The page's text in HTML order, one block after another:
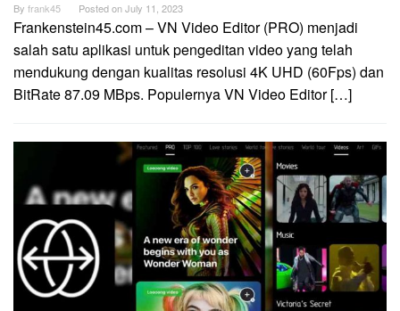
By frank45 Posted onJuly 11, 2023
Frankenstein45.com – VN Video Editor (PRO) menjadi
salah satu aplikasi untuk pengeditan video yang telah
mendukung dengan kualitas resolusi 4K UHD (60Fps) dan
BitRate 87.09 MBps. Populernya VN Video Editor […]